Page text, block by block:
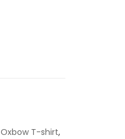
Oxbow T-shirt,